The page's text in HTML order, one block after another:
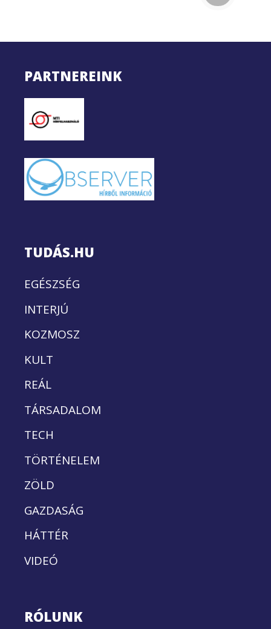
PARTNEREINK
TUDÁS.HU
EGÉSZSÉG
INTERJÚ
KOZMOSZ
KULT
REÁL
TÁRSADALOM
TECH
TÖRTÉNELEM
ZÖLD
GAZDASÁG
HÁTTÉR
VIDEÓ
RÓLUNK